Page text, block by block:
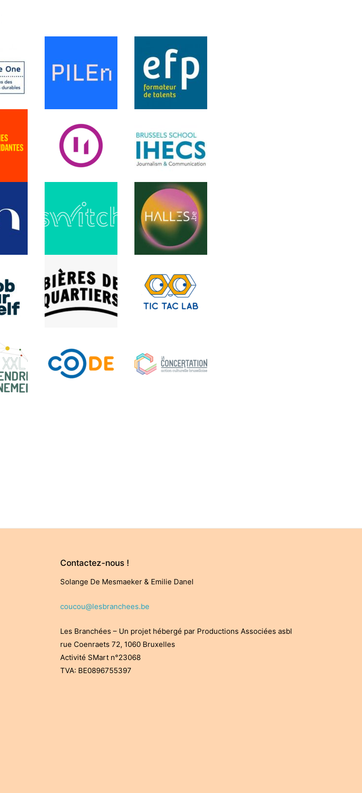
Contactez-nous !
Solange De Mesmaeker & Emilie Danel
coucou@lesbranchees.be
Les Branchées – Un projet hébergé par Productions Associées asbl
rue Coenraets 72, 1060 Bruxelles
Activité SMart n°23068
TVA: BE0896755397